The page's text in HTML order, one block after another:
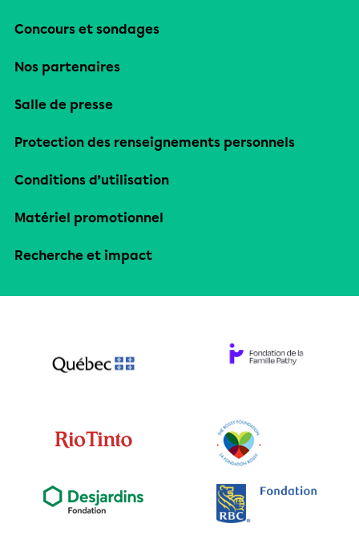
Concours et sondages
Nos partenaires
Salle de presse
Protection des renseignements personnels
Conditions d’utilisation
Matériel promotionnel
Recherche et impact